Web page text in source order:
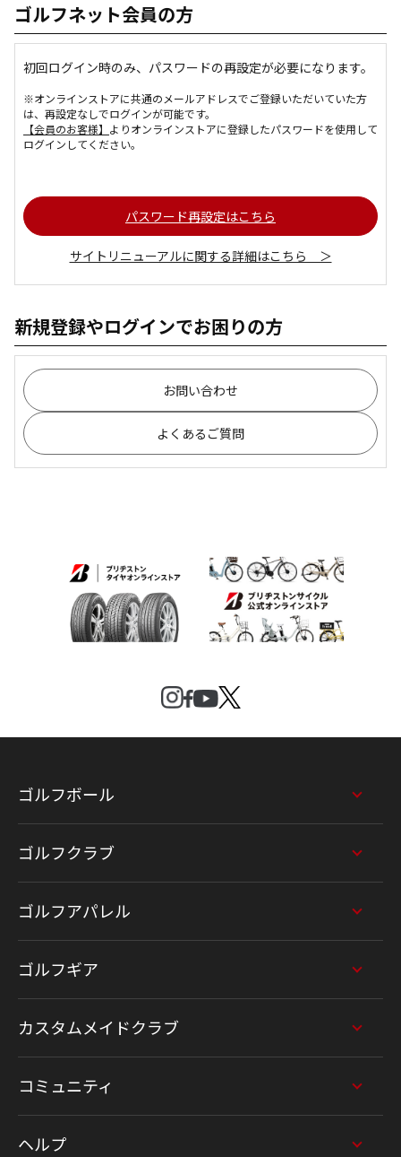
ゴルフネット会員の方
初回ログイン時のみ、パスワードの再設定が必要になります。
※オンラインストアに共通のメールアドレスでご登録いただいていた方
は、再設定なしでログインが可能です。
【会員のお客様】 よりオンラインストアに登録したパスワードを使用して
ログインしてください。
パスワード再設定はこちら
サイトリニューアルに関する詳細はこちら ＞
新規登録やログインでお困りの方
お問い合わせ
よくあるご質問
ゴルフボール
ゴルフクラブ
ゴルフアパレル
ゴルフギア
カスタムメイドクラブ
コミュニティ
ヘルプ